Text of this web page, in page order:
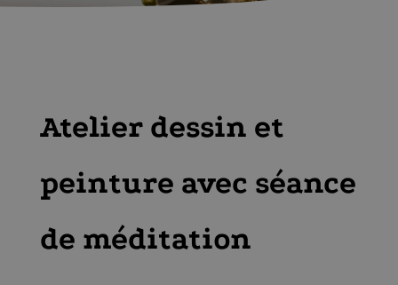
Atelier dessin et
peinture avec séance
de méditation